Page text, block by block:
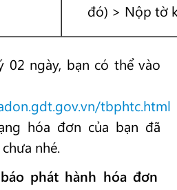
đó) > Nộp tờ
02 ngày, bạn có thể vào
tbphtc.html
hóa đơn của bạn đã
nhé.
phát hành hóa đơn